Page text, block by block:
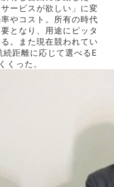
ービスが欲しい」に変
やコスト。所有の時代
となり、用途にピッタ
。また現在競われてい
距離に応じて選べるE
くった。